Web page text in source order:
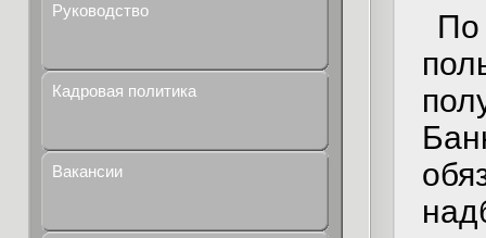
Руководство
Кадровая политика
Вакансии